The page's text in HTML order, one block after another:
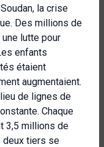
la crise
Des millions de
lutte pour
enfants
étaient
augmentaient.
de lignes de
Chaque
3,5 millions de
deux tiers se